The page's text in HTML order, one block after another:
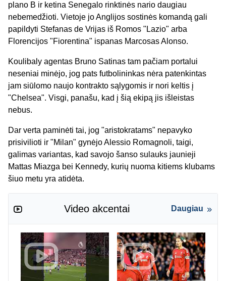
plano B ir ketina Senegalo rinktinės nario daugiau
nebemedžioti. Vietoje jo Anglijos sostinės komandą gali
papildyti Stefanas de Vrijas iš Romos "Lazio" arba
Florencijos "Fiorentina" ispanas Marcosas Alonso.
Koulibaly agentas Bruno Satinas tam pačiam portalui
neseniai minėjo, jog pats futbolininkas nėra patenkintas
jam siūlomo naujo kontrakto sąlygomis ir nori keltis į
"Chelsea". Visgi, panašu, kad į šią ekipą jis išleistas
nebus.
Dar verta paminėti tai, jog "aristokratams" nepavyko
prisivilioti ir "Milan" gynėjo Alessio Romagnoli, taigi,
galimas variantas, kad savojo šanso sulauks jaunieji
Mattas Miazga bei Kennedy, kurių nuoma kitiems klubams
šiuo metu yra atidėta.
Video akcentai Daugiau